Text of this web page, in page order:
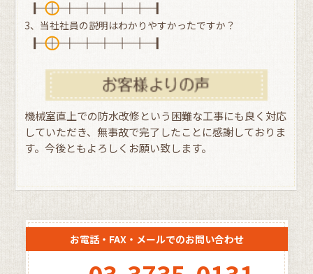
3、当社社員の説明はわかりやすかったですか？
機械室直上での防水改修という困難な工事にも良く対応
していただき、無事故で完了したことに感謝しておりま
す。今後ともよろしくお願い致します。
お電話・FAX・メールでのお問い合わせ